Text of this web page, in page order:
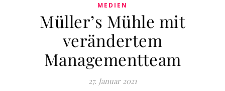
MEDIEN
Müller’s Mühle mit
verändertem
Managementteam
27. Januar 2021